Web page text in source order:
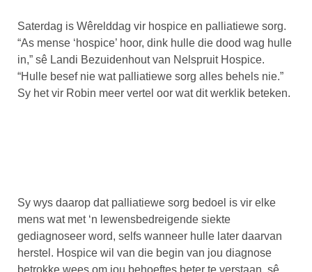
Saterdag is Wêrelddag vir hospice en palliatiewe sorg.
“As mense ‘hospice’ hoor, dink hulle die dood wag hulle
in,” sê Landi Bezuidenhout van Nelspruit Hospice.
“Hulle besef nie wat palliatiewe sorg alles behels nie.”
Sy het vir Robin meer vertel oor wat dit werklik beteken.
Sy wys daarop dat palliatiewe sorg bedoel is vir elke
mens wat met ‘n lewensbedreigende siekte
gediagnoseer word, selfs wanneer hulle later daarvan
herstel. Hospice wil van die begin van jou diagnose
betrokke wees om jou behoeftes beter te verstaan, sê